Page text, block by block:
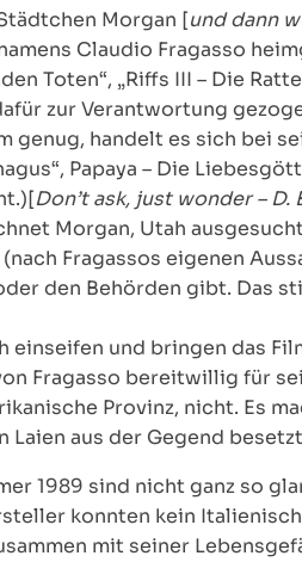
Morgan [und dann
Claudio Fragasso
Toten“, „Riffs III – Die
zur Verantwortung
genug, handelt es sich bei
Papaya – Die
Don’t ask, just wonder – D.
Morgan, Utah
Fragassos eigenen
den Behörden gibt. Das
einseifen und bringen das
Fragasso bereitwillig für
Provinz, nicht. Es
aus der Gegend
1989 sind nicht ganz so
konnten kein
mit seiner